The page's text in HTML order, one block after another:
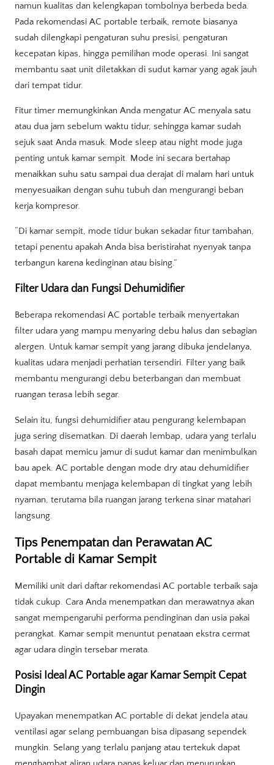
namun kualitas dan kelengkapan tombolnya berbeda beda.
Pada rekomendasi AC portable terbaik, remote biasanya
sudah dilengkapi pengaturan suhu presisi, pengaturan
kecepatan kipas, hingga pemilihan mode operasi. Ini sangat
membantu saat unit diletakkan di sudut kamar yang agak jauh
dari tempat tidur.
Fitur timer memungkinkan Anda mengatur AC menyala satu
atau dua jam sebelum waktu tidur, sehingga kamar sudah
sejuk saat Anda masuk. Mode sleep atau night mode juga
penting untuk kamar sempit. Mode ini secara bertahap
menaikkan suhu satu sampai dua derajat di malam hari untuk
menyesuaikan dengan suhu tubuh dan mengurangi beban
kerja kompresor.
“Di kamar sempit, mode tidur bukan sekadar fitur tambahan,
tetapi penentu apakah Anda bisa beristirahat nyenyak tanpa
terbangun karena kedinginan atau bising.”
Filter Udara dan Fungsi Dehumidifier
Beberapa rekomendasi AC portable terbaik menyertakan
filter udara yang mampu menyaring debu halus dan sebagian
alergen. Untuk kamar sempit yang jarang dibuka jendelanya,
kualitas udara menjadi perhatian tersendiri. Filter yang baik
membantu mengurangi debu beterbangan dan membuat
ruangan terasa lebih segar.
Selain itu, fungsi dehumidifier atau pengurang kelembapan
juga sering disematkan. Di daerah lembap, udara yang terlalu
basah dapat memicu jamur di sudut kamar dan menimbulkan
bau apek. AC portable dengan mode dry atau dehumidifier
dapat membantu menjaga kelembapan di tingkat yang lebih
nyaman, terutama bila ruangan jarang terkena sinar matahari
langsung.
Tips Penempatan dan Perawatan AC
Portable di Kamar Sempit
Memiliki unit dari daftar rekomendasi AC portable terbaik saja
tidak cukup. Cara Anda menempatkan dan merawatnya akan
sangat mempengaruhi performa pendinginan dan usia pakai
perangkat. Kamar sempit menuntut penataan ekstra cermat
agar udara dingin tersebar merata.
Posisi Ideal AC Portable agar Kamar Sempit Cepat
Dingin
Upayakan menempatkan AC portable di dekat jendela atau
ventilasi agar selang pembuangan bisa dipasang sependek
mungkin. Selang yang terlalu panjang atau tertekuk dapat